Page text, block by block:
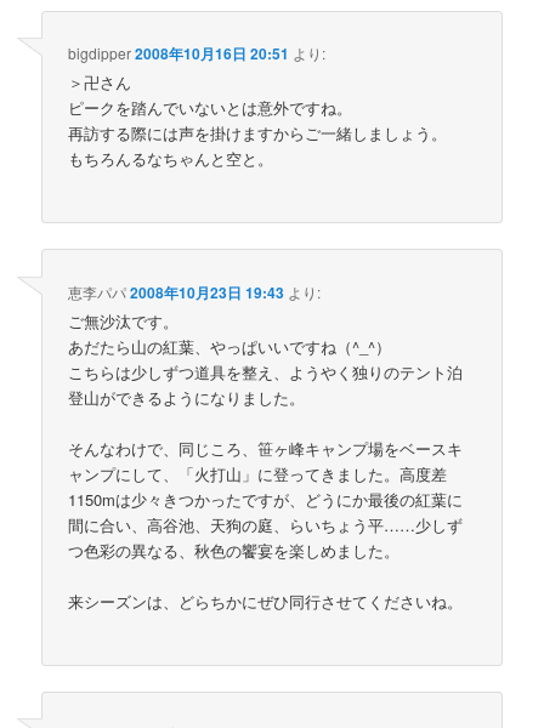
bigdipper2008年10月16日 20:51 より:
＞卍さん
ピークを踏んでいないとは意外ですね。
再訪する際には声を掛けますからご一緒しましょう。
もちろんるなちゃんと空と。
恵李パパ2008年10月23日 19:43 より:
ご無沙汰です。
あだたら山の紅葉、やっぱいいですね（^_^）
こちらは少しずつ道具を整え、ようやく独りのテント泊
登山ができるようになりました。
そんなわけで、同じころ、笹ヶ峰キャンプ場をベースキ
ャンプにして、「火打山」に登ってきました。高度差
1150mは少々きつかったですが、どうにか最後の紅葉に
間に合い、高谷池、天狗の庭、らいちょう平……少しず
つ色彩の異なる、秋色の饗宴を楽しめました。
来シーズンは、どらちかにぜひ同行させてくださいね。